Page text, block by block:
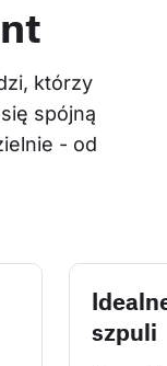
którzy
spójną
- od
szpuli